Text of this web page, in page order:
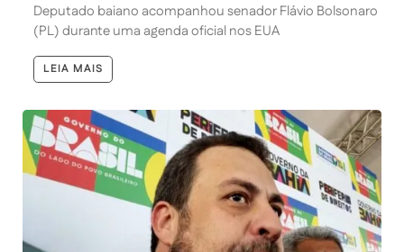
Deputado baiano acompanhou senador Flávio Bolsonaro
(PL) durante uma agenda oficial nos EUA
LEIA MAIS